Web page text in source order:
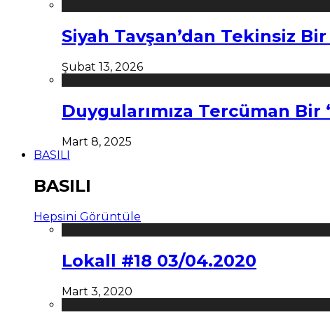
Siyah Tavşan’dan Tekinsiz
Şubat 13, 2026
Duygularımıza Tercüman
Mart 8, 2025
BASILI
BASILI
Hepsini Görüntüle
Lokall #18 03/04.2020
Mart 3, 2020